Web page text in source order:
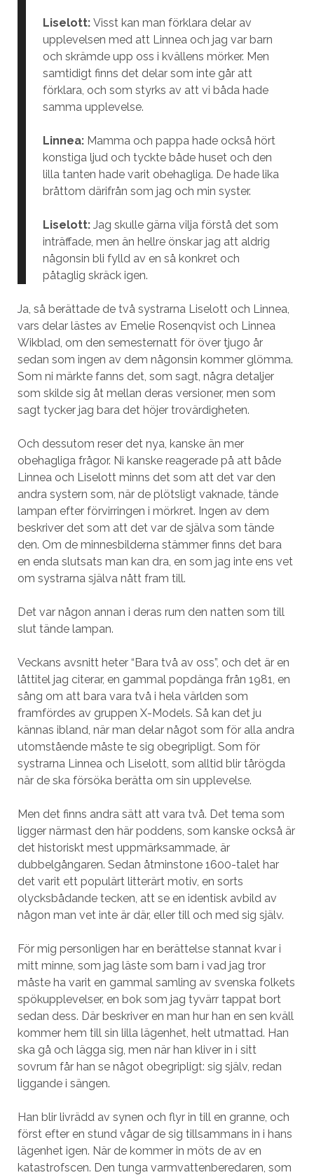
Liselott: Visst kan man förklara delar av
upplevelsen med att Linnea och jag var barn
och skrämde upp oss i kvällens mörker. Men
samtidigt finns det delar som inte går att
förklara, och som styrks av att vi båda hade
samma upplevelse.
Linnea: Mamma och pappa hade också hört
konstiga ljud och tyckte både huset och den
lilla tanten hade varit obehagliga. De hade lika
bråttom därifrån som jag och min syster.
Liselott: Jag skulle gärna vilja förstå det som
inträffade, men än hellre önskar jag att aldrig
någonsin bli fylld av en så konkret och
påtaglig skräck igen.
Ja, så berättade de två systrarna Liselott och Linnea,
vars delar lästes av Emelie Rosenqvist och Linnea
Wikblad, om den semesternatt för över tjugo år
sedan som ingen av dem någonsin kommer glömma.
Som ni märkte fanns det, som sagt, några detaljer
som skilde sig åt mellan deras versioner, men som
sagt tycker jag bara det höjer trovärdigheten.
Och dessutom reser det nya, kanske än mer
obehagliga frågor. Ni kanske reagerade på att både
Linnea och Liselott minns det som att det var den
andra systern som, när de plötsligt vaknade, tände
lampan efter förvirringen i mörkret. Ingen av dem
beskriver det som att det var de själva som tände
den. Om de minnesbilderna stämmer finns det bara
en enda slutsats man kan dra, en som jag inte ens vet
om systrarna själva nått fram till.
Det var någon annan i deras rum den natten som till
slut tände lampan.
Veckans avsnitt heter “Bara två av oss”, och det är en
låttitel jag citerar, en gammal popdänga från 1981, en
sång om att bara vara två i hela världen som
framfördes av gruppen X-Models. Så kan det ju
kännas ibland, när man delar något som för alla andra
utomstående måste te sig obegripligt. Som för
systrarna Linnea och Liselott, som alltid blir tårögda
när de ska försöka berätta om sin upplevelse.
Men det finns andra sätt att vara två. Det tema som
ligger närmast den här poddens, som kanske också är
det historiskt mest uppmärksammade, är
dubbelgångaren. Sedan åtminstone 1600-talet har
det varit ett populärt litterärt motiv, en sorts
olycksbådande tecken, att se en identisk avbild av
någon man vet inte är där, eller till och med sig själv.
För mig personligen har en berättelse stannat kvar i
mitt minne, som jag läste som barn i vad jag tror
måste ha varit en gammal samling av svenska folkets
spökupplevelser, en bok som jag tyvärr tappat bort
sedan dess. Där beskriver en man hur han en sen kväll
kommer hem till sin lilla lägenhet, helt utmattad. Han
ska gå och lägga sig, men när han kliver in i sitt
sovrum får han se något obegripligt: sig själv, redan
liggande i sängen.
Han blir livrädd av synen och flyr in till en granne, och
först efter en stund vågar de sig tillsammans in i hans
lägenhet igen. När de kommer in möts de av en
katastrofscen. Den tunga varmvattenberedaren, som